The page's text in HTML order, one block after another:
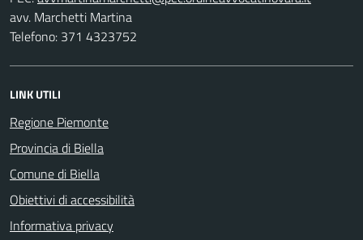
avv. Marchetti Martina
Telefono: 371 4323752
LINK UTILI
Regione Piemonte
Provincia di Biella
Comune di Biella
Obiettivi di accessibilità
Informativa privacy